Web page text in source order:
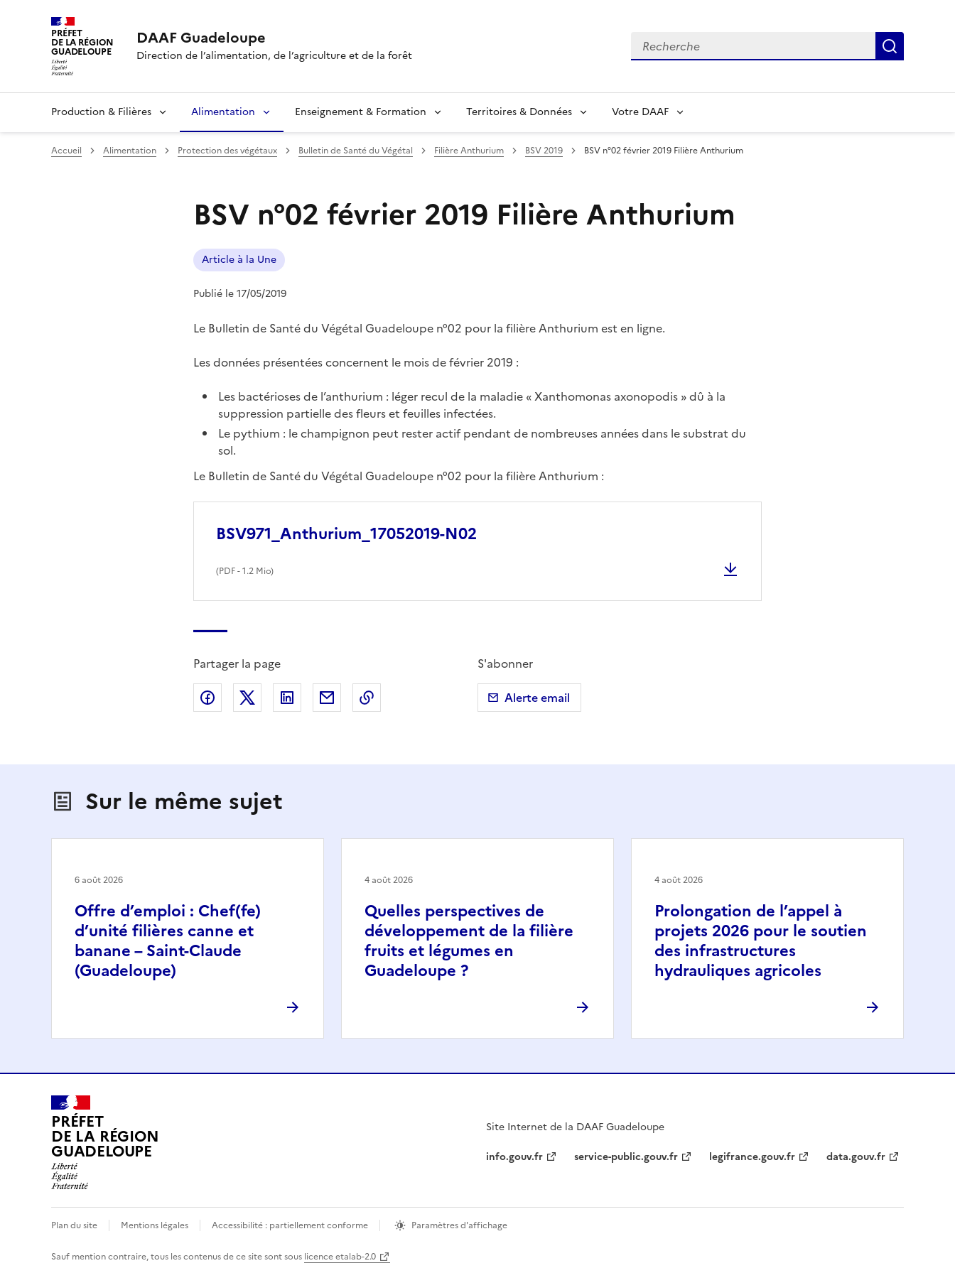
PRÉFET
DE LA RÉGION
GUADELOUPE
DAAF Guadeloupe
Direction de l’alimentation, de l’agriculture et de la forêt
Recherche
Production & Filières Alimentation Enseignement & Formation Territoires & Données Votre DAAF
Accueil Alimentation Protection des végétaux Bulletin de Santé du Végétal Filière Anthurium BSV 2019 BSV n°02 février 2019 Filière Anthurium
BSV n°02 février 2019 Filière Anthurium
Article à la Une
Publié le 17/05/2019
Le Bulletin de Santé du Végétal Guadeloupe n°02 pour la filière Anthurium est en ligne.
Les données présentées concernent le mois de février 2019 :
Les bactérioses de l’anthurium : léger recul de la maladie « Xanthomonas axonopodis » dû à la
suppression partielle des fleurs et feuilles infectées.
Le pythium : le champignon peut rester actif pendant de nombreuses années dans le substrat du
sol.
Le Bulletin de Santé du Végétal Guadeloupe n°02 pour la filière Anthurium :
BSV971_Anthurium_17052019-N02
(PDF- 1.2 Mio)
Partager la page
Partager sur Facebook
Partager sur X (anciennement Twitter)
Partager sur LinkedIn
Partager par emailCopier dans le presse-papier
S'abonner
Alerte email
Sur le même sujet
Offre d’emploi : Chef(fe)
d’unité filières canne et
banane – Saint-Claude
(Guadeloupe)
6 août 2026
Quelles perspectives de
développement de la filière
fruits et légumes en
Guadeloupe ?
4 août 2026
Prolongation de l’appel à
projets 2026 pour le soutien
des infrastructures
hydrauliques agricoles
4 août 2026
PRÉFET
DE LA RÉGION
GUADELOUPE
Site Internet de la DAAF Guadeloupe
info.gouv.fr
service-public.gouv.fr legifrance.gouv.fr data.gouv.fr
Plan du site Mentions légales Accessibilité : partiellement conforme Paramètres d'affichage
Sauf mention contraire, tous les contenus de ce site sont sous licence etalab-2.0